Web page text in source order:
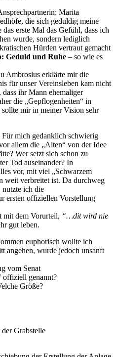
Marita
die sich geduldig meine
erste Mal das Gefühl, dass ich
wurde, sondern lediglich
Hürden vertraut gemacht
Geduld und Ruhe – so wie es
Ambrosius erklärte mir die
für unser Vereinsleben kam nicht
ihr Mann ehemaliger
die „Gepflogenheiten“ in
mir in meiner Vision sehr
Für mich gedanklich schwierig
allem die „Alten“ von der Idee
Wer setzt sich schon zu
Tod auseinander? In
vor, mit viel „Schwarzem
weit verbreitet ist. Da durchweg
nutzte ich die
ersten offiziellen Vorstellung
Idee.
mit dem Vorurteil, “…dit wird nie
gut leben.
euphorisch wollte ich
angehen, wurde jedoch unsanft
Senat
genannt?
Größe?